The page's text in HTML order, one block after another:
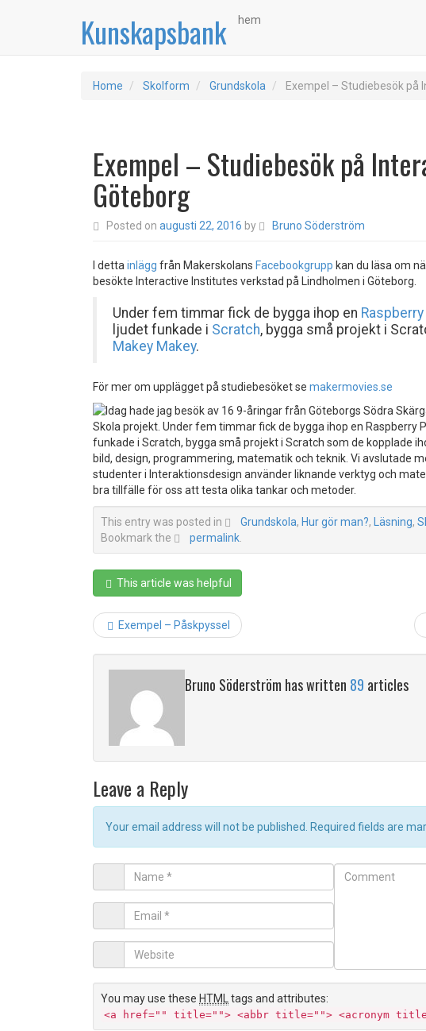
Kunskapsbank hem
Home Skolform Grundskola Exempel – Studiebesök på
Exempel – Studiebesök på
Göteborg
Posted on augusti 22, 2016 by Bruno Söderström
I detta inlägg från Makerskolans Facebookgrupp kan du läsa om
besökte Interactive Institutes verkstad på Lindholmen i Göteborg.
Under fem timmar fick de bygga ihop en Raspberry
ljudet funkade i Scratch, bygga små projekt i
Makey Makey.
För mer om upplägget på studiebesöket se makermovies.se
This entry was posted in Grundskola, Hur gör man?, Läsning,
Bookmark the
permalink
This article was helpful
Exempel – Påskpyssel
Bruno Söderström has written 89 articles
Leave a Reply
Your email address will not be published. Required fields are
*
*
Comment
You may use these HTML tags and attributes:
<a href="" title=""> <abbr title=""> <acronym